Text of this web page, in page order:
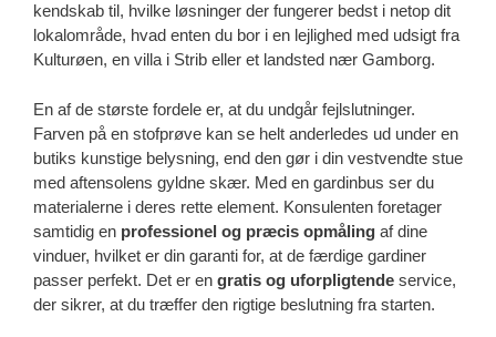
kendskab til, hvilke løsninger der fungerer bedst i netop dit
lokalområde, hvad enten du bor i en lejlighed med udsigt fra
Kulturøen, en villa i Strib eller et landsted nær Gamborg.
En af de største fordele er, at du undgår fejlslutninger.
Farven på en stofprøve kan se helt anderledes ud under en
butiks kunstige belysning, end den gør i din vestvendte stue
med aftensolens gyldne skær. Med en gardinbus ser du
materialerne i deres rette element. Konsulenten foretager
samtidig en professionel og præcis opmåling af dine
vinduer, hvilket er din garanti for, at de færdige gardiner
passer perfekt. Det er en gratis og uforpligtende service,
der sikrer, at du træffer den rigtige beslutning fra starten.